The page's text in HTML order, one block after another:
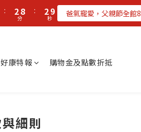
:
2
1
8
7
4
3
分
:
2
1
8
7
4
3
秒 爸氣寵愛，父親節全館
好康特報 購物金及點數折抵
細則